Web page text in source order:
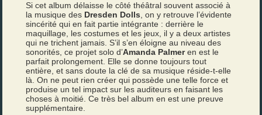
Si cet album délaisse le côté théâtral souvent associé à
la musique des Dresden Dolls , on y retrouve l’évidente
sincérité qui en fait partie intégrante : derrière le
maquillage, les costumes et les jeux, il y a deux artistes
qui ne trichent jamais. S’il s’en éloigne au niveau des
sonorités, ce projet solo d’Amanda Palmeren est le
parfait prolongement. Elle se donne toujours tout
entière, et sans doute la clé de sa musique réside-t-elle
là. On ne peut rien créer qui possède une telle force et
produise un tel impact sur les auditeurs en faisant les
choses à moitié. Ce très bel album en est une preuve
supplémentaire.